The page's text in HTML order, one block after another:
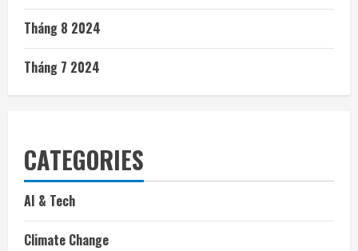
Tháng 8 2024
Tháng 7 2024
CATEGORIES
AI & Tech
Climate Change